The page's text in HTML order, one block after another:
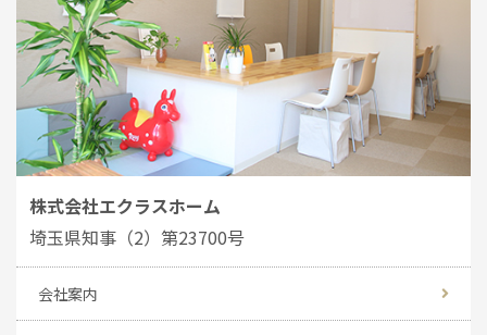
株式会社エクラスホーム
埼玉県知事（2）第23700号
会社案内